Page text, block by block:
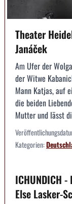
Theater
Janáček
Am Ufer der
der Witwe
Mann Katjas, auf
die beiden
Mutter und lässt
Kategorien:
ICHUNDICH
Else Lasker-